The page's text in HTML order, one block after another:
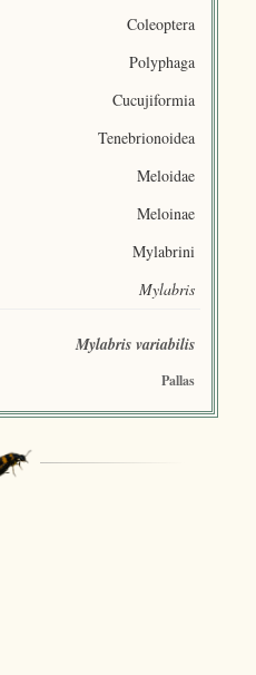
Coleoptera
Polyphaga
Cucujiformia
Tenebrionoidea
Meloidae
Meloinae
Mylabrini
Mylabris
Mylabris variabilis
Pallas